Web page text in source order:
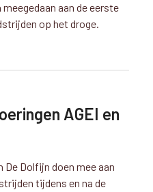
aan de eerste
op het droge.
AGEI en
Dolfijn doen mee aan
tijdens en na de